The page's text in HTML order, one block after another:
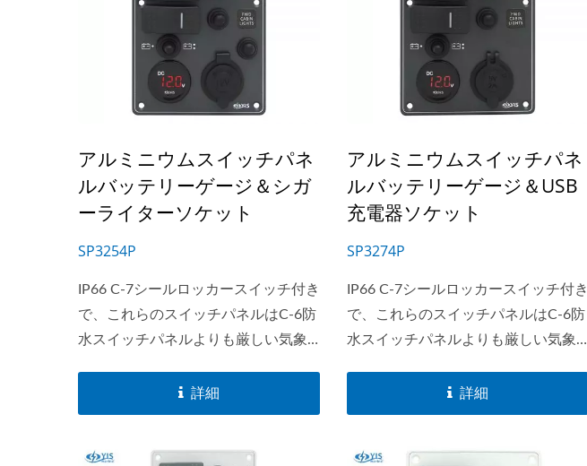
アルミニウムスイッチパネ
ルバッテリーゲージ＆シガ
ーライターソケット
SP3254P
IP66 C-7シールロッカースイッチ付き
で、これらのスイッチパネルはC-6防
水スイッチパネルよりも厳しい気象
SP32xxシリーズは、ラベル用のバッ
クライトモジュールを備えた市場唯
詳細
アルミニウムスイッチパネ
ルバッテリーゲージ＆USB
充電器ソケット
SP3274P
IP66 C-7シールロッカースイッチ付き
で、これらのスイッチパネルはC-6防
水スイッチパネルよりも厳しい気象
SP32xxシリーズは、ラベル用のバッ
クライトモジュールを備えた市場唯
詳細
メインバッテリースイッチシ
リーズ
USB充電ソケットシリーズ